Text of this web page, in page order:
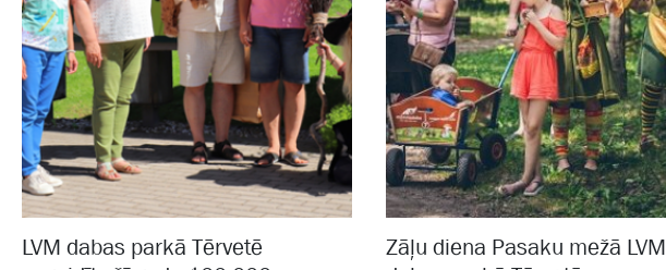
LVM dabas parkā Tērvetē
Zāļu diena Pasaku mežā LVM